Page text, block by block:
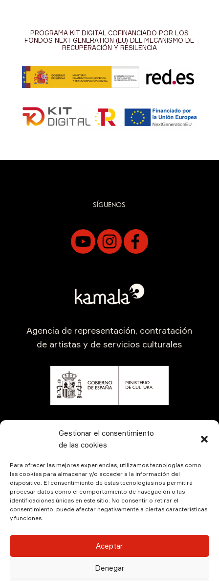
Gestionar el consentimiento
de las cookies
Para ofrecer las mejores experiencias, utilizamos tecnologías como
las cookies para almacenar y/o acceder a la información del
dispositivo. El consentimiento de estas tecnologías nos permitirá
procesar datos como el comportamiento de navegación o las
identificaciones únicas en este sitio. No consentir o retirar el
consentimiento, puede afectar negativamente a ciertas características
y funciones.
Aceptar
Denegar
PROGRAMA KIT DIGITAL COFINANCIADO POR LOS
FONDOS NEXT GENERATION (EU) DEL MECANISMO DE
RECUPERACIÓN Y RESILENCIA
SÍGUENOS
Agencia de representación, contratación
de artistas y de servicios culturales
Política de Privacidad